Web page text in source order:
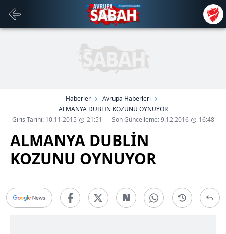
Haberler
Avrupa Haberleri
ALMANYA DUBLİN KOZUNU OYNUYOR
Giriş Tarihi: 10.11.2015
21:51 Son Güncelleme: 9.12.2016 16:48
ALMANYA DUBLİN
KOZUNU OYNUYOR